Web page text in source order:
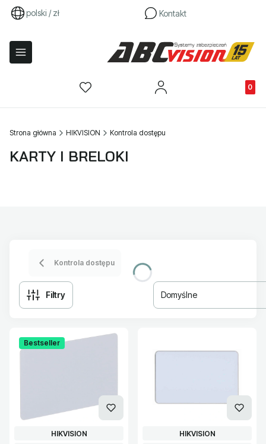
polski / zł Kontakt
Strona główna HIKVISION Kontrola dostępu
KARTY I BRELOKI
Kontrola dostępu
Filtry Domyślne
Bestseller
PRODUCENT
HIKVISION PRODUCENT
HIKVISION